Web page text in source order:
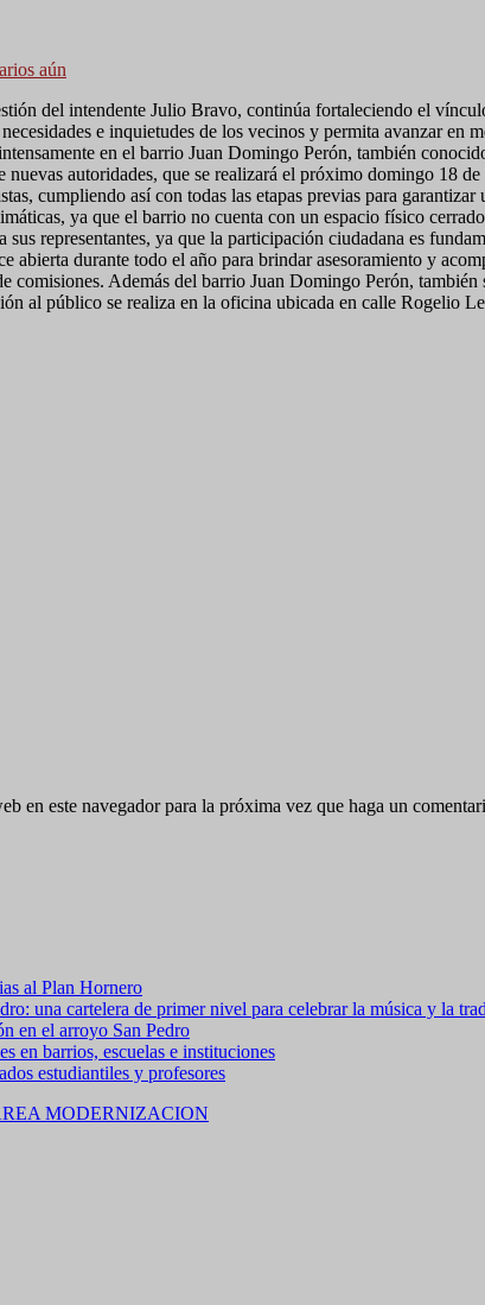
aún
del intendente Julio Bravo, continúa fortaleciendo el
e inquietudes de los vecinos y permita avanzar
en el barrio Juan Domingo Perón, también
nuevas autoridades, que se realizará el próximo domingo 18
cumpliendo así con todas las etapas previas para
ya que el barrio no cuenta con un espacio físico
sus representantes, ya que la participación ciudadana es
abierta durante todo el año para brindar asesoramiento y
comisiones. Además del barrio Juan Domingo Perón,
al público se realiza en la oficina ubicada en calle Rogelio
en este navegador para la próxima vez que haga un
al Plan Hornero
una cartelera de primer nivel para celebrar la música y la
en el arroyo San Pedro
en barrios, escuelas e instituciones
estudiantiles y profesores
MODERNIZACION